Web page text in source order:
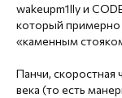
wakeupm1lly​ и
который примерно
«каменным
Панчи, скоростная
века (то есть